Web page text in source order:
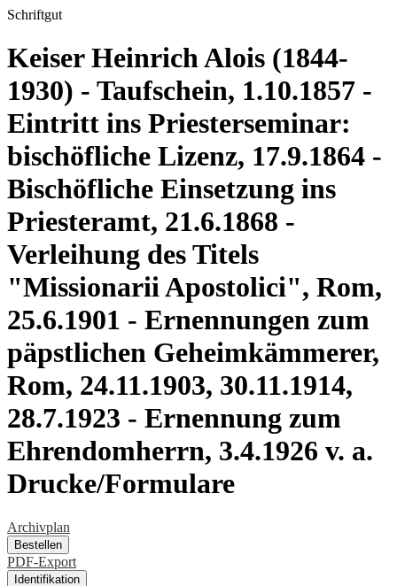
Schriftgut
Keiser Heinrich Alois (1844-
1930) - Taufschein, 1.10.1857 -
Eintritt ins Priesterseminar:
bischöfliche Lizenz, 17.9.1864 -
Bischöfliche Einsetzung ins
Priesteramt, 21.6.1868 -
Verleihung des Titels
"Missionarii Apostolici", Rom,
25.6.1901 - Ernennungen zum
päpstlichen Geheimkämmerer,
Rom, 24.11.1903, 30.11.1914,
28.7.1923 - Ernennung zum
Ehrendomherrn, 3.4.1926 v. a.
Drucke/Formulare
Archivplan
Bestellen
PDF-Export
Identifikation